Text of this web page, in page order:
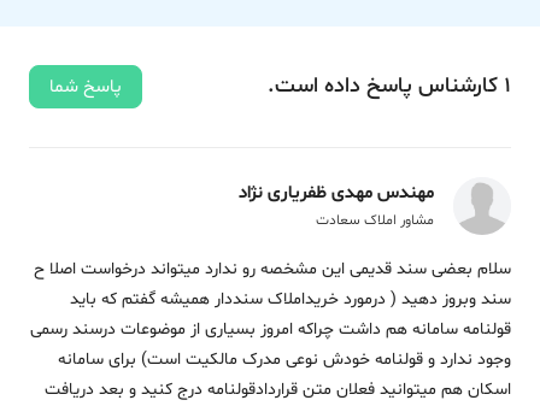
1 کارشناس پاسخ داده‌ است. پاسخ شما
مهندس مهدی ظفریاری نژاد
مشاور املاک سعادت
سلام بعضی سند قدیمی این مشخصه رو ندارد میتواند درخواست اصلا ح
سند وبروز دهید ( درمورد خریداملاک سنددار همیشه گفتم که باید
قولنامه سامانه هم داشت چراکه امروز بسیاری از موضوعات درسند رسمی
وجود ندارد و قولنامه خودش نوعی مدرک مالکیت است) برای سامانه
اسکان هم میتوانید فعلان متن قراردادقولنامه درج کنید و بعد دریافت